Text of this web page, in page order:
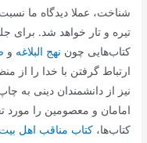
شناخت، عملا دیدگاه ما
تیره و تار خواهد شد. برای
کتاب‌هایی چون نهج البلاغه و
ارتباط گرفتن با خدا را از
نیز از دانشمندان دینی به
امامان و معصومین را مورد
کتاب‌ها،کتاب مناقب اهل بیت